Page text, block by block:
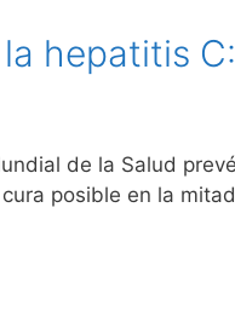
hepatitis
de la Salud
posible en la